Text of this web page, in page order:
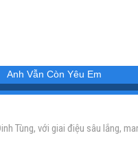
Anh Vẫn Còn Yêu Em
Tùng, với giai điệu sâu lắng,